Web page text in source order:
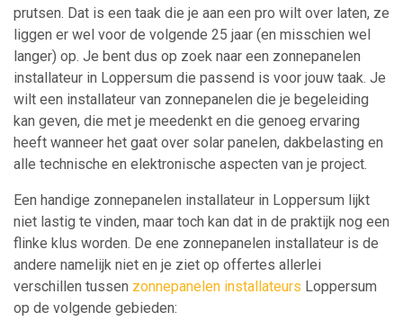
prutsen. Dat is een taak die je aan een pro wilt over laten, ze
liggen er wel voor de volgende 25 jaar (en misschien wel
langer) op. Je bent dus op zoek naar een zonnepanelen
installateur in Loppersum die passend is voor jouw taak. Je
wilt een installateur van zonnepanelen die je begeleiding
kan geven, die met je meedenkt en die genoeg ervaring
heeft wanneer het gaat over solar panelen, dakbelasting en
alle technische en elektronische aspecten van je project.
Een handige zonnepanelen installateur in Loppersum lijkt
niet lastig te vinden, maar toch kan dat in de praktijk nog een
flinke klus worden. De ene zonnepanelen installateur is de
andere namelijk niet en je ziet op offertes allerlei
verschillen tussen zonnepanelen installateurs Loppersum
op de volgende gebieden: